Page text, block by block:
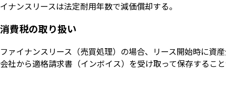
イナンスリースは法定耐用年数で減価償却する。
消費税の取り扱い
ファイナンスリース（売買処理）の場合、リース開始時に資
会社から適格請求書（インボイス）を受け取って保存するこ